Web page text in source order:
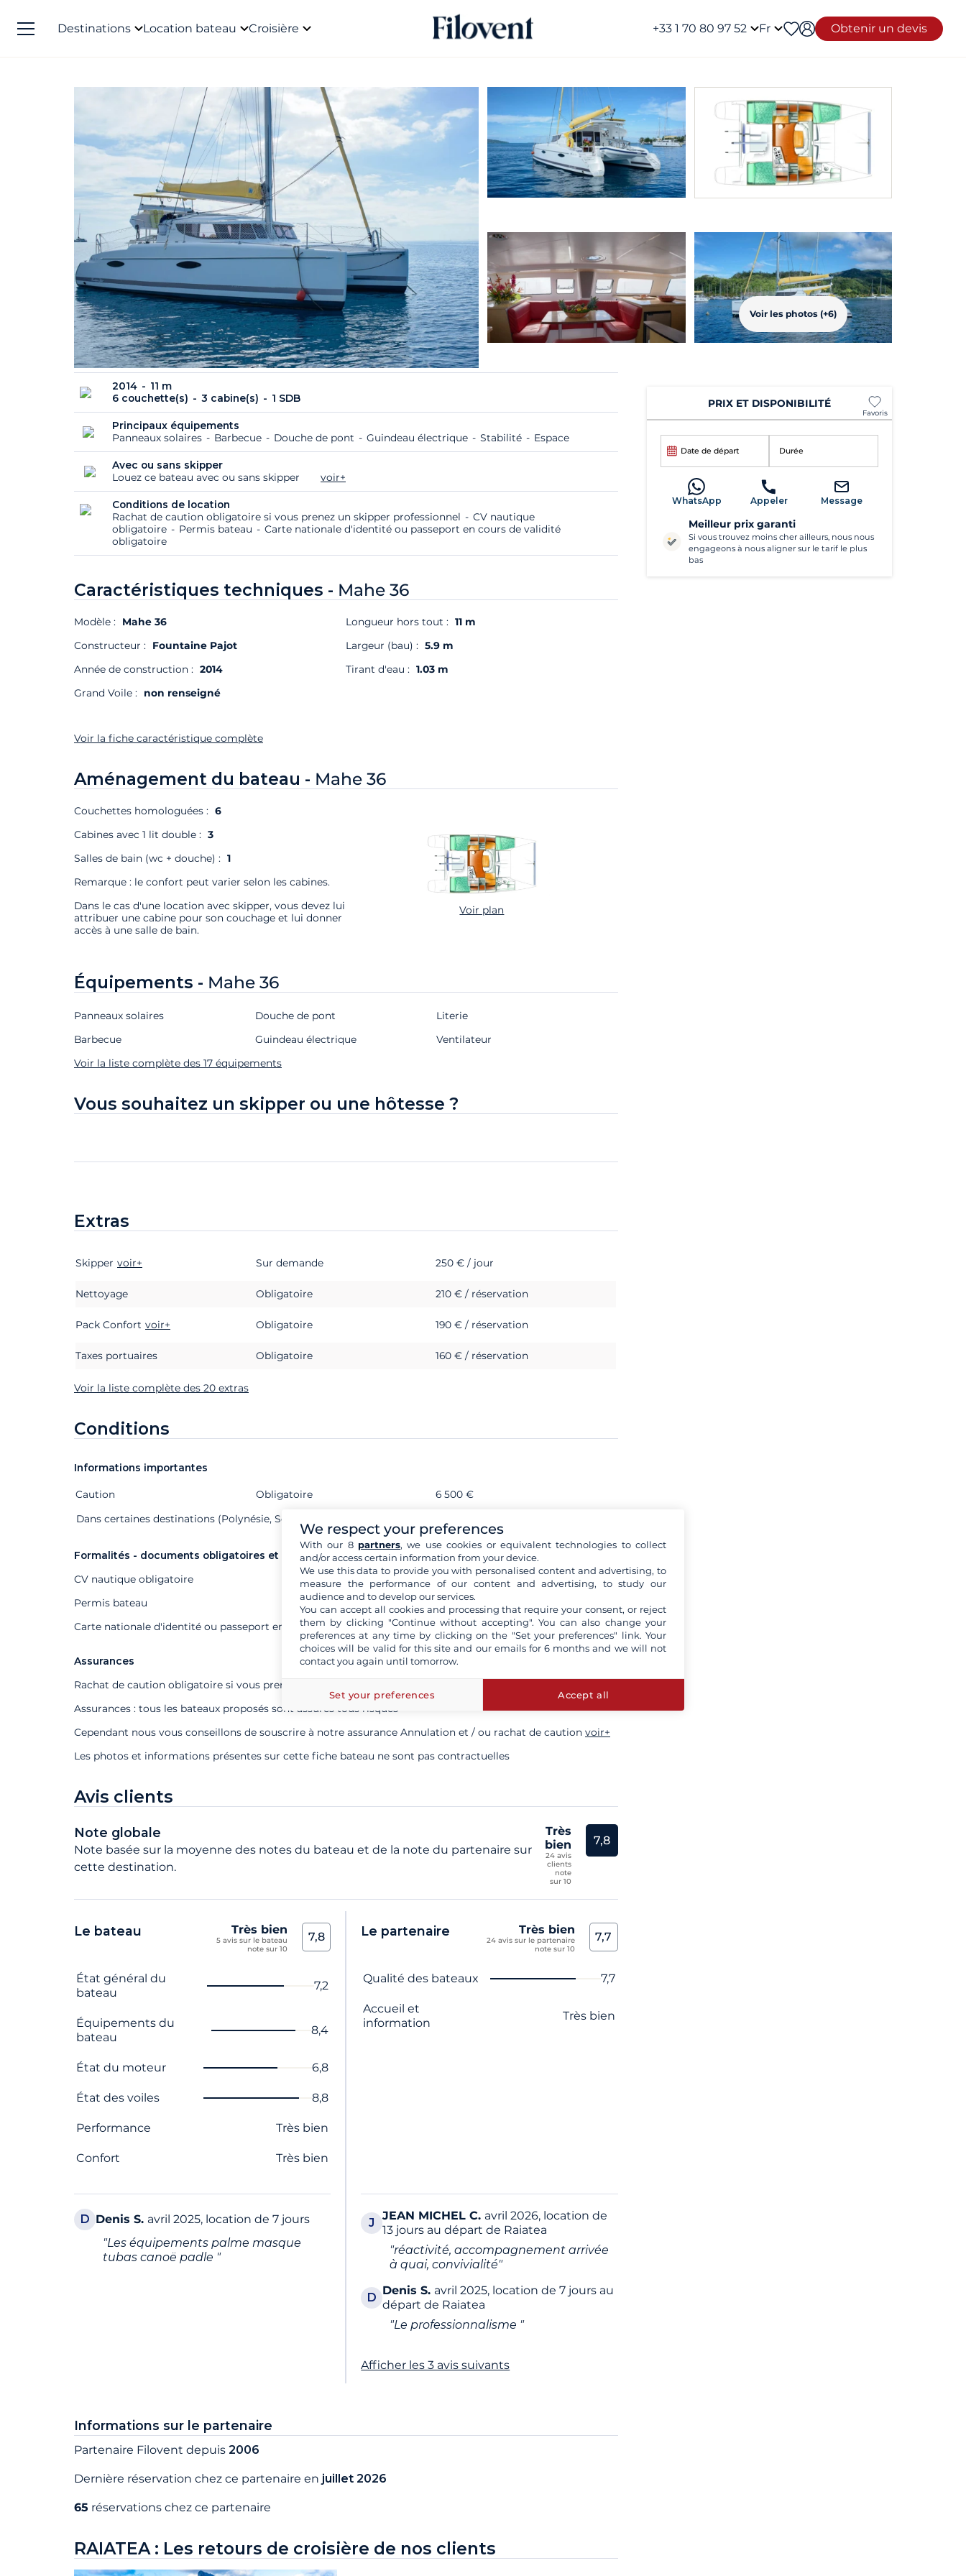
Destinations Location bateau Croisière +33 1 70 80 97 52 Fr Obtenir un devis
Voir les photos (+6)
2014
11 m
6 couchette(s)
3 cabine(s) 1 SDB
Principaux équipements
Panneaux solaires
Barbecue Douche de pont Guindeau électrique Stabilité Espace
Avec ou sans skipper
Louez ce bateau avec ou sans skipper
voir+
Conditions de location
Rachat de caution obligatoire si vous prenez un skipper professionnel
CV nautique
obligatoire
Permis bateau
Carte nationale d'identité ou passeport en cours de validité
obligatoire
Caractéristiques techniques - Mahe 36
Modèle : Mahe 36
Constructeur : Fountaine Pajot
Année de construction : 2014
Grand Voile : non renseigné
Longueur hors tout : 11 m
Largeur (bau) : 5.9 m
Tirant d'eau : 1.03 m
Voir la fiche caractéristique complète
Aménagement du bateau - Mahe 36
Couchettes homologuées : 6
Cabines avec 1 lit double : 3
Salles de bain (wc + douche) : 1
Remarque : le confort peut varier selon les cabines.
Dans le cas d'une location avec skipper, vous devez lui
attribuer une cabine pour son couchage et lui donner
accès à une salle de bain.
Voir plan
Équipements - Mahe 36
Panneaux solaires
Barbecue
Douche de pont
Guindeau électrique
Literie
Ventilateur
Voir la liste complète des 17 équipements
Vous souhaitez un skipper ou une hôtesse ?
Extras
Extras Statut
Skipper voir+ Sur demande 250 € / jour
Nettoyage Obligatoire 210 € / réservation
Pack Confort voir+ Obligatoire 190 € / réservation
Taxes portuaires Obligatoire 160 € / réservation
Voir la liste complète des 20 extras
Conditions
Informations importantes
Extras Statut
Caution Obligatoire 6 500 €
Dans certaines destinations (Polynésie, Seychelles, BVI) le skipper exige de dormir dans une cabine double.
Formalités - documents obligatoires et autres
CV nautique obligatoire
Permis bateau
Carte nationale d'identité ou passeport en cours de validité obligatoire
Assurances
Rachat de caution obligatoire si vous prenez un skipper professionnel
Assurances : tous les bateaux proposés sont assurés tous risques
Cependant nous vous conseillons de souscrire à notre assurance Annulation et / ou rachat de caution voir+
Les photos et informations présentes sur cette fiche bateau ne sont pas contractuelles
Avis clients
Note globale
Note basée sur la moyenne des notes du bateau et de la note du partenaire sur
cette destination.
Très
bien
24 avis
clients
note
sur 10
7,8
Le bateau Très bien
5 avis sur le bateau
note sur 10
7,8
Nom du critère
État général du
bateau
7,2
Équipements du
bateau
8,4
État du moteur 6,8
État des voiles 8,8
Performance Très bien
Confort Très bien
Le partenaire Très bien
24 avis sur le partenaire
note sur 10
7,7
Nom du critère Note
Qualité des bateaux 7,7
Accueil et
information
Très bien
D Denis S. avril 2025, location de 7 jours
"Les équipements palme masque
tubas canoë padle "
J
JEAN MICHELC. avril 2026, location de
13 jours au départ de Raiatea
"réactivité, accompagnement arrivée
à quai, convivialité"
D
DenisS. avril 2025, location de 7 jours au
départ de Raiatea
"Le professionnalisme "
Afficher les 3 avis suivants
Informations sur le partenaire
Partenaire Filovent depuis 2006
Dernière réservation chez ce partenaire en juillet 2026
65 réservations chez ce partenaire
RAIATEA : Les retours de croisière de nos clients
PRIX ET DISPONIBILITÉ
Favoris
Date de départ Durée
WhatsApp Appeler Message
Meilleur prix garanti
Si vous trouvez moins cher ailleurs, nous nous
engageons à nous aligner sur le tarif le plus
bas
We respect your preferences
With our 8 partners, we use cookies or equivalent technologies to collect
and/or access certain information from your device.
We use this data to provide you with personalised content and advertising, to
measure the performance of our content and advertising, to study our
audience and to develop our services.
You can accept all cookies and processing that require your consent, or reject
them by clicking "Continue without accepting". You can also change your
preferences at any time by clicking on the "Set your preferences" link. Your
choices will be valid for this site and our emails for 6 months and we will not
contact you again until tomorrow.
Set your preferences Accept all